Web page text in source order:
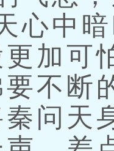
心中
加可
不断
问天